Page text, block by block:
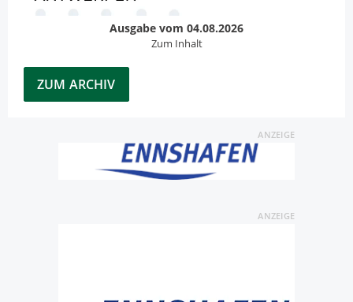
Ausgabe vom 04.08.2026
Zum Inhalt
ZUM ARCHIV
ANZEIGE
ANZEIGE